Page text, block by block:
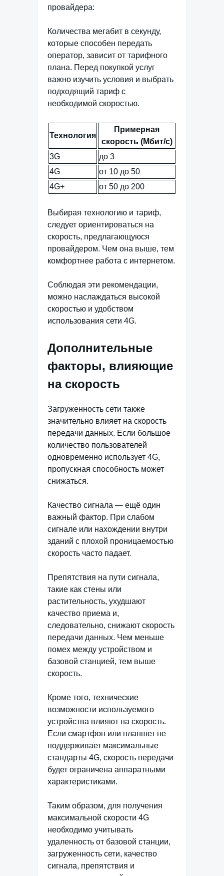
провайдера:
Количества мегабит в секунду,
которые способен передать
оператор, зависит от тарифного
плана. Перед покупкой услуг
важно изучить условия и выбрать
подходящий тариф с
необходимой скоростью.
Технология
Примерная
скорость (Мбит/с)
3G
до 3
4G
от 10 до 50
4G+
от 50 до 200
Выбирая технологию и тариф,
следует ориентироваться на
скорость, предлагающуюся
провайдером. Чем она выше, тем
комфортнее работа с интернетом.
Соблюдая эти рекомендации,
можно наслаждаться высокой
скоростью и удобством
использования сети 4G.
Дополнительные
факторы, влияющие
на скорость
Загруженность сети также
значительно влияет на скорость
передачи данных. Если большое
количество пользователей
одновременно использует 4G,
пропускная способность может
снижаться.
Качество сигнала — ещё один
важный фактор. При слабом
сигнале или нахождении внутри
зданий с плохой проницаемостью
скорость часто падает.
Препятствия на пути сигнала,
такие как стены или
растительность, ухудшают
качество приема и,
следовательно, снижают скорость
передачи данных. Чем меньше
помех между устройством и
базовой станцией, тем выше
скорость.
Кроме того, технические
возможности используемого
устройства влияют на скорость.
Если смартфон или планшет не
поддерживает максимальные
стандарты 4G, скорость передачи
будет ограничена аппаратными
характеристиками.
Таким образом, для получения
максимальной скорости 4G
необходимо учитывать
удаленность от базовой станции,
загруженность сети, качество
сигнала, препятствия и